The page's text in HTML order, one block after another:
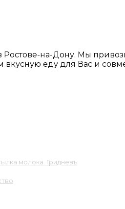
Ростове-на-Дону. Мы
еду для Вас и
молока. Гридневъ